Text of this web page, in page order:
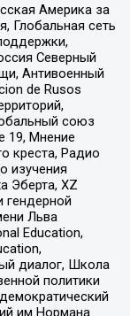
Америка за
Глобальная сеть
Северный
Антивоенный
de Rusos
союз
19, Мнение
креста, Радио
изучения
Эберта, XZ
гендерной
Льва
Education,
диалог, Школа
политики
им Нормана